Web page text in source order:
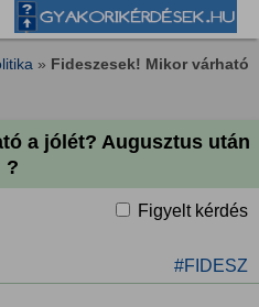
» Fideszesek! Mikor várható
a jólét? Augusztus után
?
Figyelt kérdés
#FIDESZ